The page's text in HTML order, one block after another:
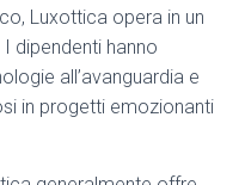
Luxottica opera in un
dipendenti hanno
all’avanguardia e
in progetti emozionanti